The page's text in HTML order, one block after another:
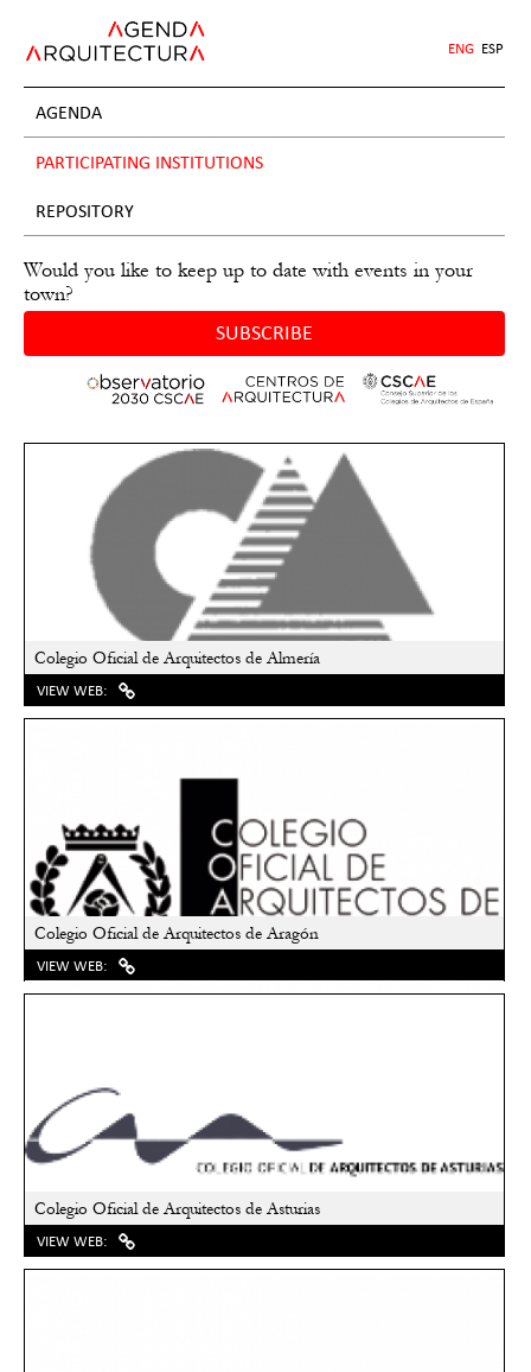
AGENDA
PARTICIPATING INSTITUTIONS
REPOSITORY
Would you like to keep up to date with events in your
town?
SUBSCRIBE
ENG ESP
Colegio Oficial de Arquitectos de Almería
VIEW WEB:
Colegio Oficial de Arquitectos de Aragón
VIEW WEB:
Colegio Oficial de Arquitectos de Asturias
VIEW WEB: